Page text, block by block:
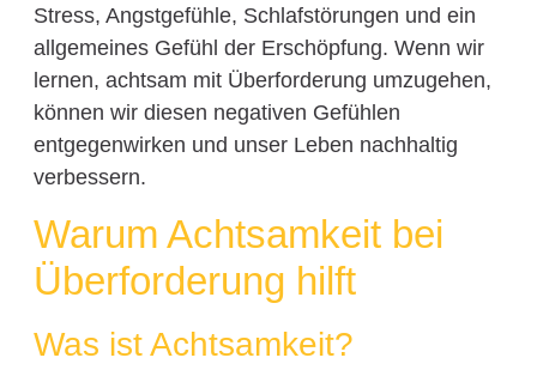
Stress, Angstgefühle, Schlafstörungen und ein
allgemeines Gefühl der Erschöpfung. Wenn wir
lernen, achtsam mit Überforderung umzugehen,
können wir diesen negativen Gefühlen
entgegenwirken und unser Leben nachhaltig
verbessern.
Warum Achtsamkeit bei
Überforderung hilft
Was ist Achtsamkeit?